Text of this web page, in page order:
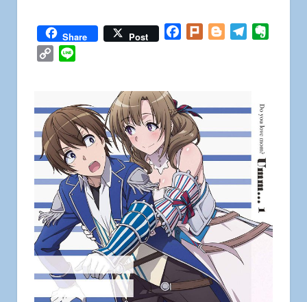
Share Post Facebook
Plurk BloggerTelegram
Copy